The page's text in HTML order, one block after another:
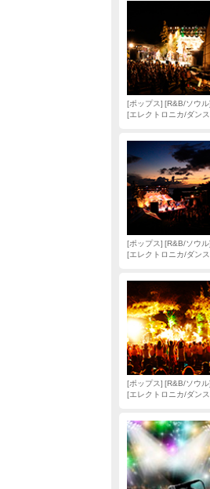
ポップス
R&B/ソウル
エレクトロニカ/ダンス
ポップス
R&B/ソウル
エレクトロニカ/ダンス
ポップス
R&B/ソウル
エレクトロニカ/ダンス